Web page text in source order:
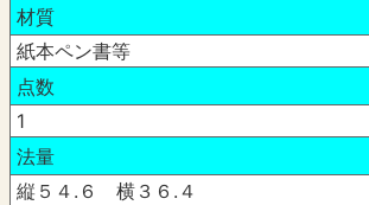
材質
紙本ペン書等
点数
1
法量
縦５４.６ 横３６.４